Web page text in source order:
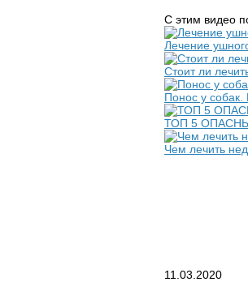
С этим видео
Лечение
Стоит ли
Понос у собак.
ТОП 5
Чем лечить
11.03.2020